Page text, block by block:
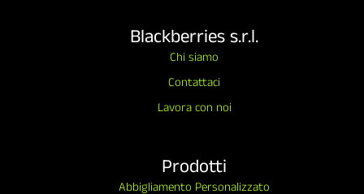
Blackberries s.r.l.
Chi siamo
Contattaci
Lavora con noi
Prodotti
Abbigliamento Personalizzato